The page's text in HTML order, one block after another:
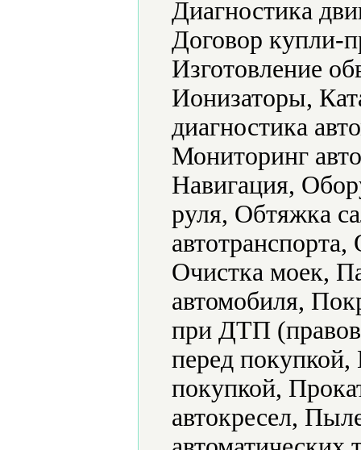
Диагностика
Договор купли-
Изготовление
Ионизаторы,
диагностика
Мониторинг
Навигация,
руля, Обтяжка
Очистка моек,
автомобиля,
при ДТП
перед покупкой,
покупкой,
автокресел,